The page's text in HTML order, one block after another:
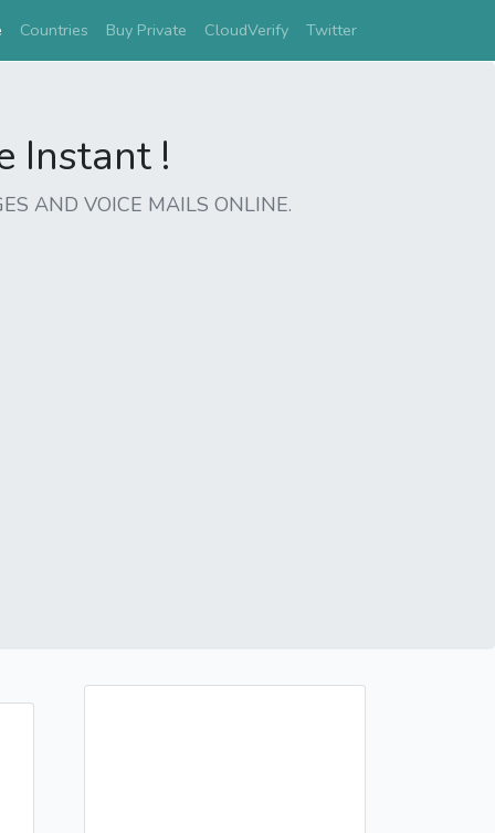
(current)
Countries Buy Private CloudVerify Twitter
Instant !
AND VOICE MAILS ONLINE.